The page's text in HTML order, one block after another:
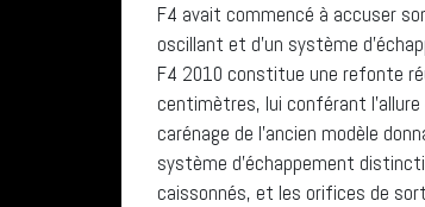
F4 avait commencé à accuser
oscillant et d’un système
F4 2010 constitue une refonte
centimètres, lui conférant
carénage de l’ancien modèle
système d’échappement
caissonnés, et les orifices de